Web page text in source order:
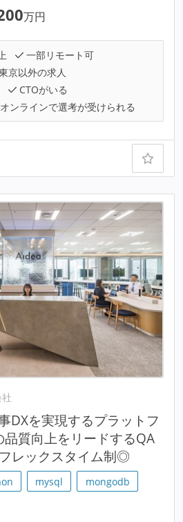
万円
一部リモート可
京以外の求人
CTOがいる
オンラインで選考が受けられる
DXを実現するプラットフ
質向上をリードするQA
レックスタイム制◎
mysql
mongodb